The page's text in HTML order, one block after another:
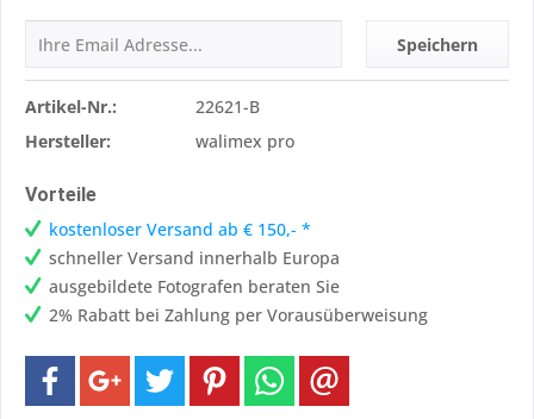
Speichern
Artikel-Nr.:
22621-B
Hersteller:
walimex pro
Vorteile
kostenloser Versand ab € 150,- *
schneller Versand innerhalb Europa
ausgebildete Fotografen beraten Sie
2% Rabatt bei Zahlung per Vorausüberweisung